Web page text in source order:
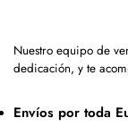
Nuestro equipo de
dedicación, y te
Envíos por toda